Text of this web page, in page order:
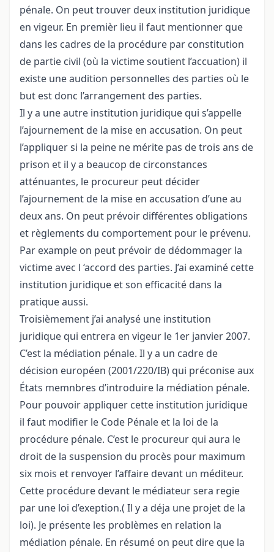
pénale. On peut trouver deux institution juridique
en vigeur. En premièr lieu il faut mentionner que
dans les cadres de la procédure par constitution
de partie civil (où la victime soutient l’accuation) il
existe une audition personnelles des parties où le
but est donc l’arrangement des parties.
Il y a une autre institution juridique qui s’appelle
l’ajournement de la mise en accusation. On peut
l’appliquer si la peine ne mérite pas de trois ans de
prison et il y a beaucop de circonstances
atténuantes, le procureur peut décider
l’ajournement de la mise en accusation d’une au
deux ans. On peut prévoir différentes obligations
et règlements du comportement pour le prévenu.
Par example on peut prévoir de dédommager la
victime avec l ‘accord des parties. J’ai examiné cette
institution juridique et son efficacité dans la
pratique aussi.
Troisièmement j’ai analysé une institution
juridique qui entrera en vigeur le 1er janvier 2007.
C’est la médiation pénale. Il y a un cadre de
décision européen (2001/220/IB) qui préconise aux
États memnbres d’introduire la médiation pénale.
Pour pouvoir appliquer cette institution juridique
il faut modifier le Code Pénale et la loi de la
procédure pénale. C’est le procureur qui aura le
droit de la suspension du procès pour maximum
six mois et renvoyer l’affaire devant un méditeur.
Cette procédure devant le médiateur sera regie
par une loi d’exeption.( Il y a déja une projet de la
loi). Je présente les problèmes en relation la
médiation pénale. En résumé on peut dire que la